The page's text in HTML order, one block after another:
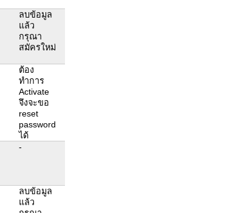
ลบข้อมูล
แล้ว
กรุณา
สมัครใหม่
ต้อง
ทำการ
Activate
จึงจะขอ
reset
password
ได้
-
ลบข้อมูล
แล้ว